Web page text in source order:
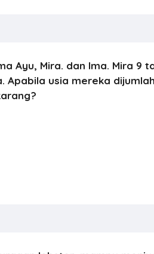
Ayu, Mira. dan Ima. Mira 9
Apabila usia mereka